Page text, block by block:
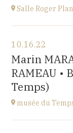
Salle Roger
Salle Roger
54 Boulevard
at17H
10.16.22
Marin
RAMEAU •
Temps)
musée du